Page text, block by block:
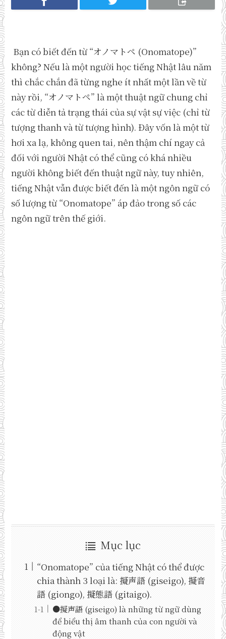
Bạn có biết đến từ “オノマトペ (Onomatope)”
không? Nếu là một người học tiếng Nhật lâu năm
thì chắc chắn đã từng nghe ít nhất một lần về từ
này rồi, “オノマトペ” là một thuật ngữ chung chỉ
các từ diễn tả trạng thái của sự vật sự việc (chỉ từ
tượng thanh và từ tượng hình). Đây vốn là một từ
hơi xa lạ, không quen tai, nên thậm chí ngay cả
đối với người Nhật có thể cũng có khá nhiều
người không biết đến thuật ngữ này, tuy nhiên,
tiếng Nhật vẫn được biết đến là một ngôn ngữ có
số lượng từ “Onomatope” áp đảo trong số các
ngôn ngữ trên thế giới.
Mục lục
“Onomatope” của tiếng Nhật có thể được
chia thành 3 loại là: 擬声語 (giseigo), 擬音
語 (giongo), 擬態語 (gitaigo).
●擬声語 (giseigo) là những từ ngữ dùng
để biểu thị âm thanh của con người và
động vật